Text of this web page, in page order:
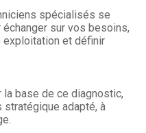
spécialisés se
sur vos besoins,
et définir
la base de ce diagnostic,
stratégique adapté, à